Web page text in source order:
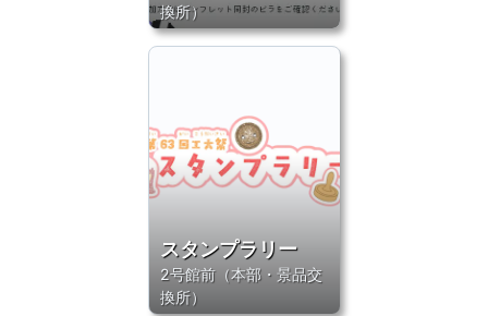
換所）
スタンプラリー
2号館前（本部・景品交
換所）